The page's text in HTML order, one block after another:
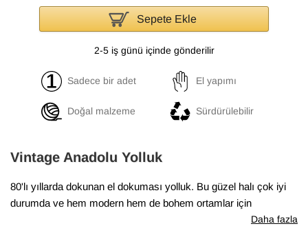
Sepete Ekle
2-5 iş günü içinde gönderilir
Sadece bir adet El yapımı
Doğal malzeme Sürdürülebilir
Vintage Anadolu Yolluk
80'lı yıllarda dokunan el dokuması yolluk. Bu güzel halı çok iyi
durumda ve hem modern hem de bohem ortamlar için
Daha fazla